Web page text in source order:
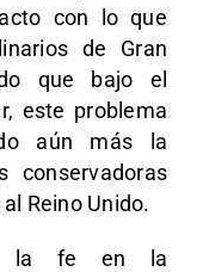
con lo que
de Gran
que bajo el
este problema
aún más la
conservadoras
Reino Unido.
la fe en la